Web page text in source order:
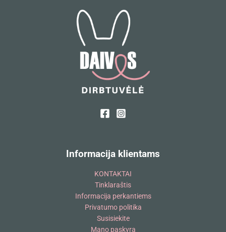
Informacija klientams
KONTAKTAI
Tinklaraštis
Informacija perkantiems
Privatumo politika
Susisiekite
Mano paskyra